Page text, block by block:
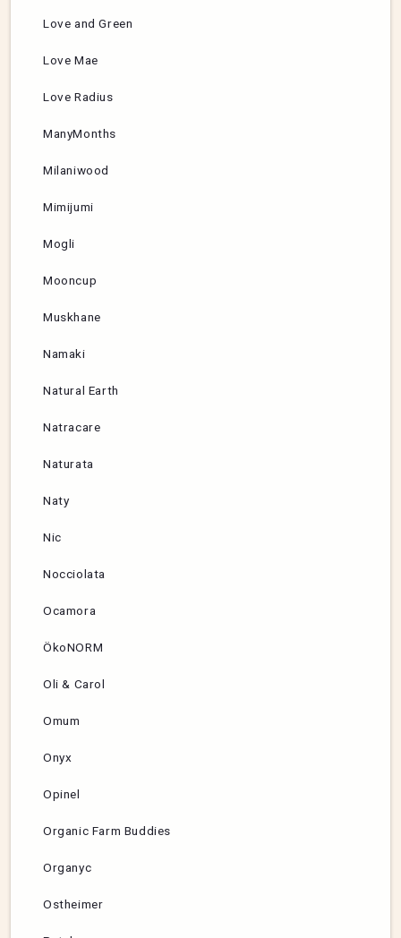
Love and Green
Love Mae
Love Radius
ManyMonths
Milaniwood
Mimijumi
Mogli
Mooncup
Muskhane
Namaki
Natural Earth
Natracare
Naturata
Naty
Nic
Nocciolata
Ocamora
ÖkoNORM
Oli & Carol
Omum
Onyx
Opinel
Organic Farm Buddies
Organyc
Ostheimer